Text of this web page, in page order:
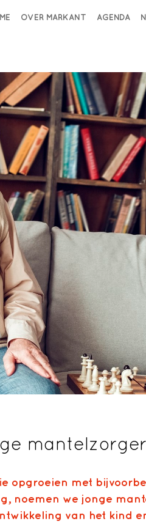
OVER MARKANT AGENDA
opgroeien met
noemen we jonge
van het kind